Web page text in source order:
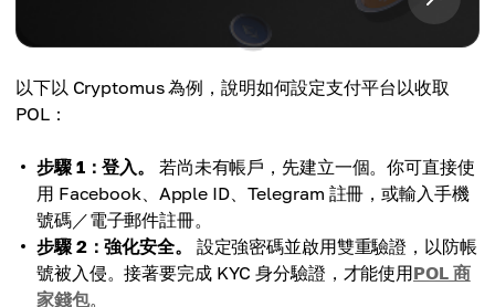
以下以 Cryptomus 為例，說明如何設定支付平台以收取
POL：
步驟 1：登入。
若尚未有帳戶，先建立一個。你可直接使
用 Facebook、Apple ID、Telegram 註冊，或輸入手機
號碼／電子郵件註冊。
步驟 2：強化安全。
設定強密碼並啟用雙重驗證，以防帳
號被入侵。接著要完成 KYC 身分驗證，才能使用POL 商
家錢包。